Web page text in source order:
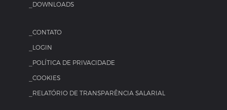
_DOWNLOADS
_CONTATO
_LOGIN
_POLÍTICA DE PRIVACIDADE
_COOKIES
_RELATÓRIO DE TRANSPARÊNCIA SALARIAL